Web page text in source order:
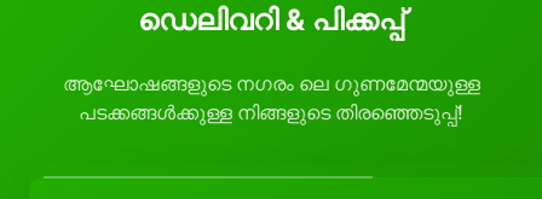
ഡെലിവറി & പിക്കപ്പ്
ആഘോഷങ്ങളുടെ നഗരം ലെ ഗുണമേന്മയുള്ള
പടക്കങ്ങൾക്കുള്ള നിങ്ങളുടെ തിരഞ്ഞെടുപ്പ്!